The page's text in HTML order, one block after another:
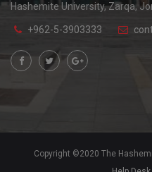
Hashemite University, Zarqa,
+962-5-3903333
Copyright ©2020 The